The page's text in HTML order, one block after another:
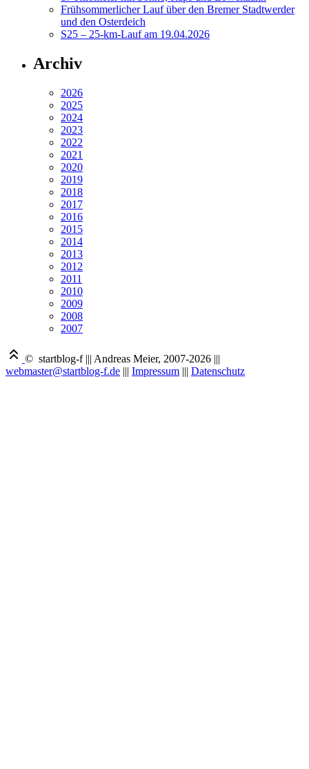
Frühsommerlicher Lauf über den Bremer Stadtwerder
und den Osterdeich
S25 – 25-km-Lauf am 19.04.2026
Archiv
2026
2025
2024
2023
2022
2021
2020
2019
2018
2017
2016
2015
2014
2013
2012
2011
2010
2009
2008
2007
© startblog-f ||| Andreas Meier, 2007-2026 |||
webmaster@startblog-f.de ||| Impressum ||| Datenschutz